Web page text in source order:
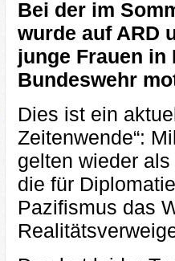
Bei der im
wurde auf ARD
junge Frauen
Bundeswehr
Dies ist ein
Zeitenwende“:
gelten wieder
die für
Pazifismus das